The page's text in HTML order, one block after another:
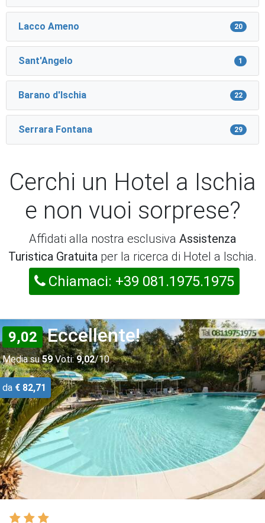
Lacco Ameno 20
Sant'Angelo 1
Barano d'Ischia 22
Serrara Fontana 29
Cerchi un Hotel a Ischia
e non vuoi sorprese?
Affidati alla nostra esclusiva Assistenza
Turistica Gratuita per la ricerca di Hotel a Ischia.
Chiamaci: +39 081.1975.1975
9,02 Eccellente!
Media su59Voti: 9,02/10
da € 82,71